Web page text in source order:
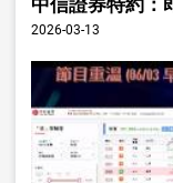
2026-03-13